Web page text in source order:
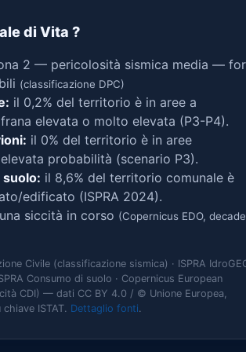
di Vita ?
2 — pericolosità sismica media —
(classificazione DPC)
il 0,2% del territorio è in aree a
elevata o molto elevata (P3-P4).
il 0% del territorio è in aree
probabilità (scenario P3).
suolo: il 8,6% del territorio comunale è
edificato (ISPRA 2024).
siccità in corso (Copernicus EDO,
Civile (classificazione sismica) · ISPRA
Consumo di suolo · Copernicus European
CDI) — dati CC BY 4.0 / © Unione Europea,
ISTAT. Dettaglio fonti.